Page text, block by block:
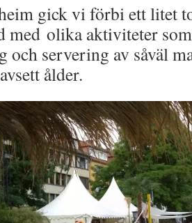
gick vi förbi ett litet
med olika aktiviteter
och servering av såväl
ålder.